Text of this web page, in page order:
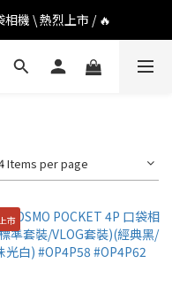
相機 \ 熱烈上市 / 🔥
相機 \ 熱烈上市 / 🔥
機 \ 熱烈上市 / 🔥
機 \ 熱烈上市 / 🔥
Items per page
市